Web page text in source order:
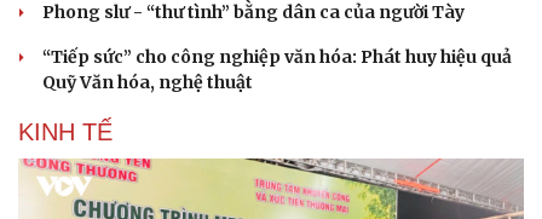
Phong slư - “thư tình” bằng dân ca của người Tày
“Tiếp sức” cho công nghiệp văn hóa: Phát huy hiệu quả
Quỹ Văn hóa, nghệ thuật
KINH TẾ